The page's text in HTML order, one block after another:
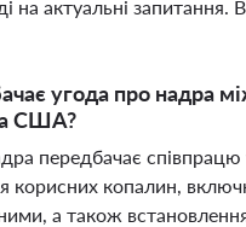
на актуальні запитання.
угода про надра
США?
передбачає співпрацю
корисних копалин,
а також